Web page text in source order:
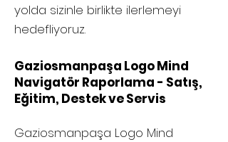
yolda sizinle birlikte ilerlemeyi
hedefliyoruz.
Gaziosmanpaşa Logo Mind
Navigatör Raporlama - Satış,
Eğitim, Destek ve Servis
Gaziosmanpaşa Logo Mind